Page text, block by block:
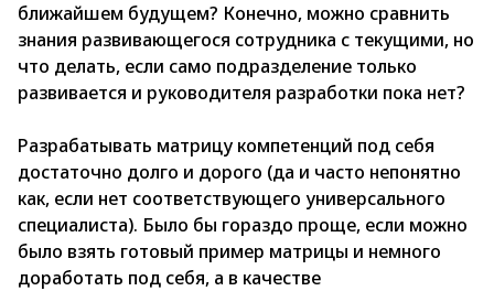
ближайшем будущем? Конечно, можно сравнить
знания развивающегося сотрудника с текущими, но
что делать, если само подразделение только
развивается и руководителя разработки пока нет?
Разрабатывать матрицу компетенций под себя
достаточно долго и дорого (да и часто непонятно
как, если нет соответствующего универсального
специалиста). Было бы гораздо проще, если можно
было взять готовый пример матрицы и немного
доработать под себя, а в качестве